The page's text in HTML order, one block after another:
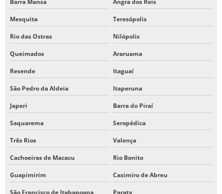
Barra Mansa Angra dos Reis
Mesquita Teresópolis
Rio das Ostras Nilópolis
Queimados Araruama
Resende Itaguaí
São Pedro da Aldeia Itaperuna
Japeri Barra do Piraí
Saquarema Seropédica
Três Rios Valença
Cachoeiras de Macacu Rio Bonito
Guapimirim Casimiro de Abreu
São Francisco de Itabapoana Paraty